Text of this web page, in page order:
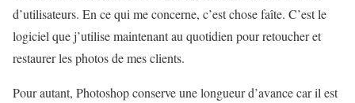
d’utilisateurs. En ce qui me concerne, c’est chose faîte. C’est le
logiciel que j’utilise maintenant au quotidien pour retoucher et
restaurer les photos de mes clients.
Pour autant, Photoshop conserve une longueur d’avance car il est